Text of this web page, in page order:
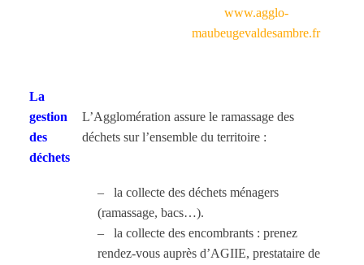
www.agglo-
maubeugevaldesambre.fr
La
gestion
des
déchets
L’Agglomération assure le ramassage des
déchets sur l’ensemble du territoire :
– la collecte des déchets ménagers
(ramassage, bacs…).
– la collecte des encombrants : prenez
rendez-vous auprès d’AGIIE, prestataire de